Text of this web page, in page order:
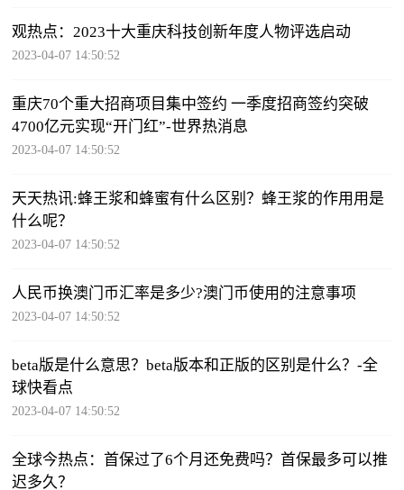
观热点：2023十大重庆科技创新年度人物评选启动
2023-04-07 14:50:52
重庆70个重大招商项目集中签约 一季度招商签约突破
4700亿元实现“开门红”-世界热消息
2023-04-07 14:50:52
天天热讯:蜂王浆和蜂蜜有什么区别？蜂王浆的作用用是
什么呢？
2023-04-07 14:50:52
人民币换澳门币汇率是多少?澳门币使用的注意事项
2023-04-07 14:50:52
beta版是什么意思？beta版本和正版的区别是什么？-全
球快看点
2023-04-07 14:50:52
全球今热点：首保过了6个月还免费吗？首保最多可以推
迟多久？